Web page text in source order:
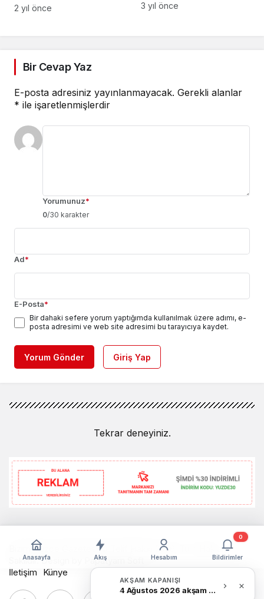
Barış Çabaları Yeni Bir
2 yıl önce 3 yıl önce
Bir Cevap Yaz
E-posta adresiniz yayınlanmayacak. Gerekli alanlar
* ile işaretlenmişlerdir
Yorumunuz*
0/30 karakter
Ad*
E-Posta*
Bir dahaki sefere yorum yaptığımda kullanılmak üzere adımı, e-
posta adresimi ve web site adresimi bu tarayıcıya kaydet.
Yorum Gönder Giriş Yap
Tekrar deneyiniz.
AKŞAM KAPANIŞI
4 Ağustos 2026 akşam Haber Bülteni
Anasayfa Akış Hesabım Bildirimler
0
Bizim Düzce Gazetesi © Telif Hakkı 2026, Tüm Hakları
Saklıdır. Design by
Papatyam Soft
İletişim
Künye